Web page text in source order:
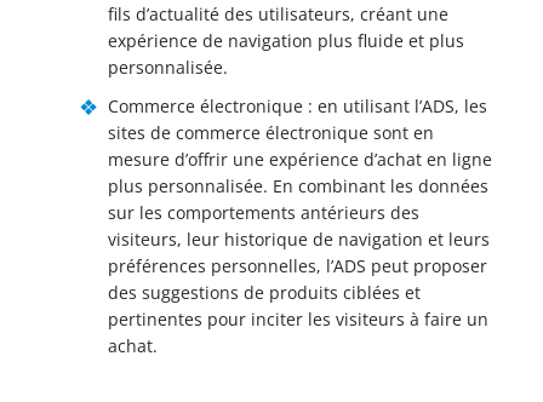
fils d’actualité des utilisateurs, créant une
expérience de navigation plus fluide et plus
personnalisée.
Commerce électronique : en utilisant l’ADS, les
sites de commerce électronique sont en
mesure d’offrir une expérience d’achat en ligne
plus personnalisée. En combinant les données
sur les comportements antérieurs des
visiteurs, leur historique de navigation et leurs
préférences personnelles, l’ADS peut proposer
des suggestions de produits ciblées et
pertinentes pour inciter les visiteurs à faire un
achat.